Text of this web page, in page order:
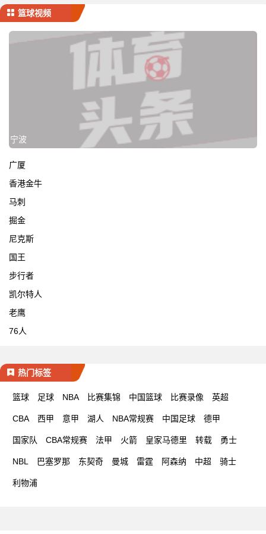
篮球视频
宁波
广厦
香港金牛
马刺
掘金
尼克斯
国王
步行者
凯尔特人
老鹰
76人
热门标签
篮球 足球 NBA 比赛集锦 中国篮球 比赛录像 英超
CBA 西甲 意甲 湖人 NBA常规赛 中国足球 德甲
国家队 CBA常规赛 法甲 火箭 皇家马德里 转载 勇士
NBL 巴塞罗那 东契奇 曼城 雷霆 阿森纳 中超 骑士
利物浦